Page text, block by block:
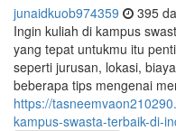
junaidkuob974359 395
Ingin kuliah di kampus
yang tepat untukmu itu
seperti jurusan, lokasi,
beberapa tips mengenai
https://
kampus-swasta-terbaik-di-